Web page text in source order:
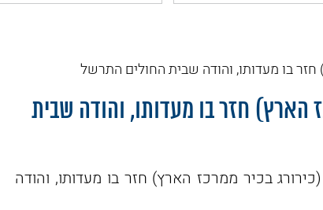
בו מעדותו, והודה שבית החולים התרשל
הארץ) חזר בו מעדותו, והודה שבית
בכיר ממרכז הארץ) חזר בו מעדותו, והודה